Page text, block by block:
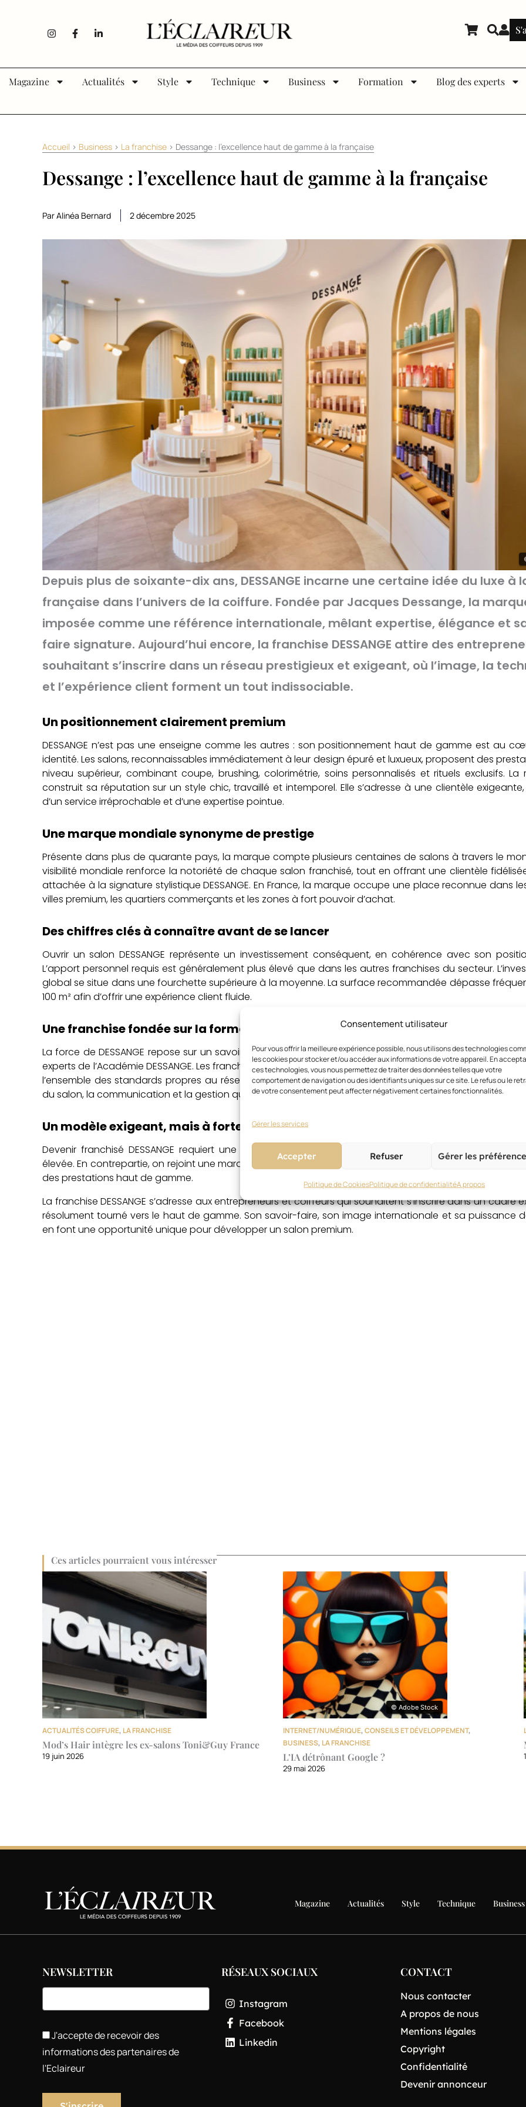
Consentement utilisateur
Pour vous offrir la meilleure expérience possible, nous utilisons des technologies
les cookies pour stocker et/ou accéder aux informations de votre appareil. En
ces technologies, vous nous permettez de traiter des données telles que votre
comportement de navigation ou des identifiants uniques sur ce site. Le refus ou le
de votre consentement peut affecter négativement certaines fonctionnalités.
Gérer les services
Accepter Refuser Gérer les
Politique de CookiesPolitique de confidentialitéA propos
I
n
a
F
a
b
f
L
i
e
i
i
Magazine Actualités Style Technique Business Formation Blog des experts
Accueil > Business > La franchise > Dessange : l’excellence haut de gamme à la française
Dessange : l’excellence haut de gamme à la française
Par Alinéa Bernard 2 décembre 2025
Depuis plus de soixante-dix ans, DESSANGE incarne une certaine idée du luxe à
française dans l’univers de la coiffure. Fondée par Jacques Dessange, la
imposée comme une référence internationale, mêlant expertise, élégance et
faire signature. Aujourd’hui encore, la franchise DESSANGE attire des
souhaitant s’inscrire dans un réseau prestigieux et exigeant, où l’image, la
et l’expérience client forment un tout indissociable.
Un positionnement clairement premium
DESSANGE n’est pas une enseigne comme les autres : son positionnement haut de gamme est au
identité. Les salons, reconnaissables immédiatement à leur design épuré et luxueux, proposent des
niveau supérieur, combinant coupe, brushing, colorimétrie, soins personnalisés et rituels exclusifs. La
construit sa réputation sur un style chic, travaillé et intemporel. Elle s’adresse à une clientèle
d’un service irréprochable et d’une expertise pointue.
Une marque mondiale synonyme de prestige
Présente dans plus de quarante pays, la marque compte plusieurs centaines de salons à travers le
visibilité mondiale renforce la notoriété de chaque salon franchisé, tout en offrant une clientèle
attachée à la signature stylistique DESSANGE. En France, la marque occupe une place reconnue dans
villes premium, les quartiers commerçants et les zones à fort pouvoir d’achat.
Des chiffres clés à connaître avant de se lancer
Ouvrir un salon DESSANGE représente un investissement conséquent, en cohérence avec son
L’apport personnel requis est généralement plus élevé que dans les autres franchises du secteur.
global se situe dans une fourchette supérieure à la moyenne. La surface recommandée dépasse
100 m² afin d’offrir une expérience client fluide.
Une franchise fondée sur la formation et le savoir-faire
La force de DESSANGE repose sur un savoir-faire reconnu transmis via une formation rigoureuse,
experts de l’Académie DESSANGE. Les franchisés y apprennent les protocoles signature, les techniques
l’ensemble des standards propres au réseau. Le réseau accompagne également les franchisés dans
du salon, la communication et la gestion quotidienne.
Un modèle exigeant, mais à forte valeur ajoutée
Devenir franchisé DESSANGE requiert une implication forte, un goût prononcé pour l’excellence et
élevée. En contrepartie, on rejoint une marque mondiale reconnue, bénéficiant d’une clientèle prête à
des prestations haut de gamme.
La franchise DESSANGE s’adresse aux entrepreneurs et coiffeurs qui souhaitent s’inscrire dans un cadre
résolument tourné vers le haut de gamme. Son savoir-faire, son image internationale et sa puissance
en font une opportunité unique pour développer un salon premium.
Ces articles pourraient vous intéresser
ACTUALITÉS COIFFURE, LA FRANCHISE
Mod’s Hair intègre les ex-salons Toni&Guy France
19 juin 2026
© Adobe Stock
© Adobe Stock
INTERNET/NUMÉRIQUE,CONSEILS ET DÉVELOPPEMENT,
BUSINESS, LA FRANCHISE
L’IA détrônant Google ?
29 mai 2026
Magazine Actualités Style Technique Business
NEWSLETTER
J'accepte de recevoir des
informations des partenaires de
l'Eclaireur
RÉSEAUX SOCIAUX
Instagram
Facebook
Linkedin
CONTACT
Nous contacter
A propos de nous
Mentions légales
Copyright
Confidentialité
Devenir annonceur